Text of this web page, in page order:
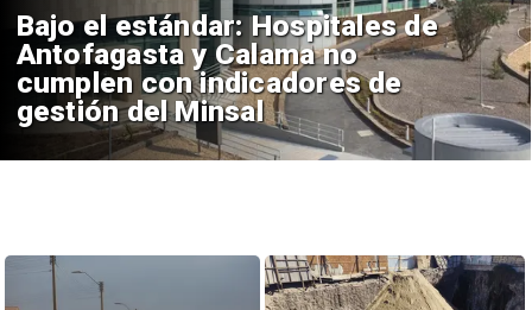
Bajo el estándar: Hospitales de
Antofagasta y Calama no
cumplen con indicadores de
gestión del Minsal